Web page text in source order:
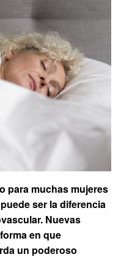
para muchas mujeres
ser la diferencia
Nuevas
en que
un poderoso